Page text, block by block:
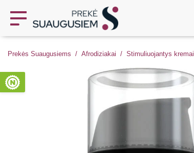
Prekės Suaugusiems Afrodiziakai Stimuliuojantys